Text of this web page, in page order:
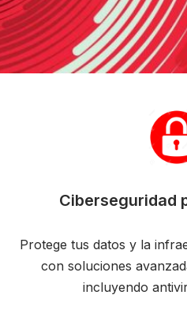
Ciberseguridad
Protege tus datos y la
con soluciones
incluyendo